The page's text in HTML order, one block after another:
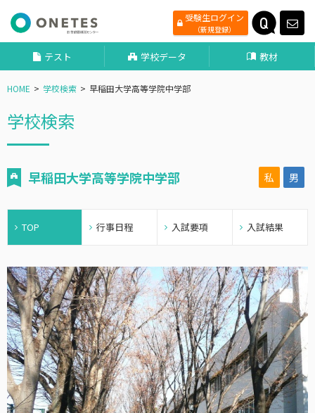
受験生ログイン
（新規登録）
テスト 学校データ 教材
HOME 学校検索 早稲田大学高等学院中学部
学校検索
早稲田大学高等学院中学部 私 男
TOP 行事日程 入試要項 入試結果